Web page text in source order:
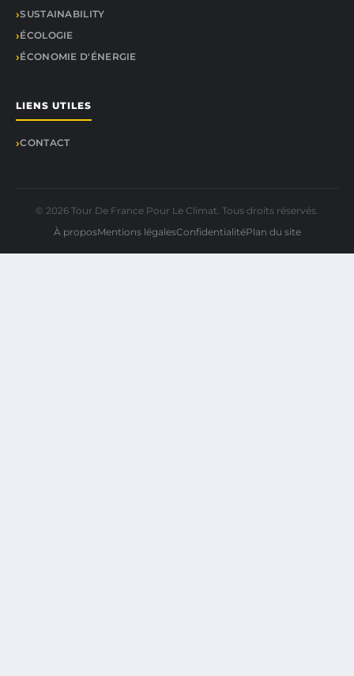
SUSTAINABILITY
ÉCOLOGIE
ÉCONOMIE D'ÉNERGIE
LIENS UTILES
CONTACT
© 2026 Tour De France Pour Le Climat. Tous droits réservés.
À proposMentions légalesConfidentialitéPlan du site